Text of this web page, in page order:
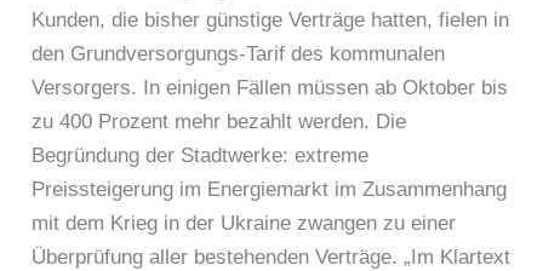
Kunden, die bisher günstige Verträge hatten, fielen in
den Grundversorgungs-Tarif des kommunalen
Versorgers. In einigen Fällen müssen ab Oktober bis
zu 400 Prozent mehr bezahlt werden. Die
Begründung der Stadtwerke: extreme
Preissteigerung im Energiemarkt im Zusammenhang
mit dem Krieg in der Ukraine zwangen zu einer
Überprüfung aller bestehenden Verträge. „Im Klartext